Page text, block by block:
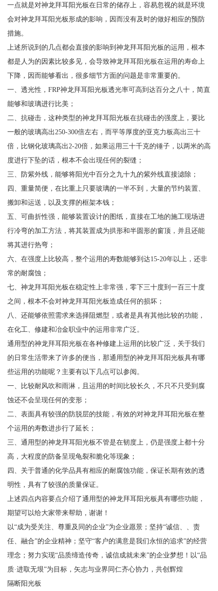
一点就是对神龙拜耳阳光板在日常的储存上，容易忽视的就是环境
会对神龙拜耳阳光板形成的影响，因而没有及时的做好相应的预防
措施。
上述所说到的几点都会直接的影响到神龙拜耳阳光板的运用，根本
都是人为的因素比较多见，会导致神龙拜耳阳光板在运用的寿命上
下降，因而能够看出，很多细节方面的问题是非常重要的。
一、透光性，FRP神龙拜耳阳光板透光率可高到达百分之八十，简直
能够和玻璃进行比美；
二、抗碰击，这种类型的神龙拜耳阳光板在抗碰击的强度上，要比
一般的玻璃高出250-300倍左右，而平等厚度的亚克力板高出三十
倍，比钢化玻璃高出2-20倍，如果运用三十千克的锤子，以两米的高
度进行下坠的话，根本不会出现任何的裂缝；
三、防紫外线，能够将阳光中百分之九十九的紫外线直接滤除；
四、重量简便，在比重上只要玻璃的一半不到，大量的节约装置、
搬卸和运送，以及支撑的框架本钱；
五、可曲折性强，能够装置设计的图纸，直接在工地的施工现场进
行冷弯的加工方法，将其装置成为拱形和半圆形的窗顶，并且还能
将其进行热弯；
六、在强度上比较高，整个运用的寿数能够到达15-20年以上，还非
常的耐腐蚀；
七、神龙拜耳阳光板在稳定性上非常强，零下三十度到一百三十度
之间，根本不会对神龙拜耳阳光板造成任何的损坏；
八、还能够依照需求来选择阻燃型，或者是具有其他比较的功能，
在化工、修建和冶金职业中的运用非常广泛。
通用型的神龙拜耳阳光板在各种修建上运用的比较广泛，关于我们
的日常生活带来了许多的便当，那通用型的神龙拜耳阳光板具有哪
些运用的功能呢？主要有以下几点可以参阅。
一、比较耐风吹和雨淋，且运用的时间比较长久，不只不只受到腐
蚀还不会呈现任何的变形；
二、表面具有较强的防脱层的技能，有效的对神龙拜耳阳光板在整
个运用的寿数进步行了延长；
三、通用型的神龙拜耳阳光板不管是在韧度上，仍是强度上都十分
高，大程度的防备呈现龟裂和脆化等现象；
四、关于普通的化学品具有相应的耐腐蚀功能，保证长期有效的透
明性，具有了较强的质量保证。
上述四点内容要点介绍了通用型的神龙拜耳阳光板具有哪些功能，
期望可以给大家带来帮助，谢谢！
以“成为受关注、尊重及同的企业”为企业愿景；坚持“诚信、、责
任、融合”的企业精神；坚守“客户的满意是我们永恒的追求”的经营
理念；努力实现“品质缔造传奇，诚信成就未来”的企业梦想！以“品
质·进取无垠”为目标，矢志与业界同仁齐心协力，共创辉煌
隔断阳光板